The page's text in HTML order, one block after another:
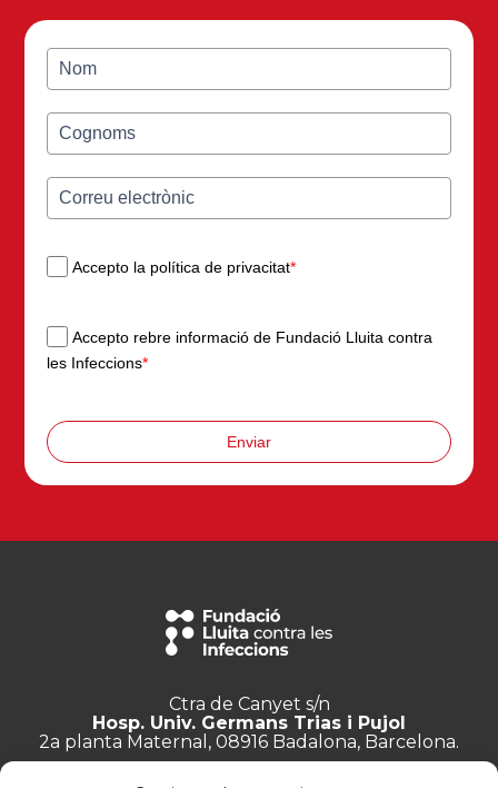
Accepto la política de privacitat*
Accepto rebre informació de Fundació Lluita contra
les Infeccions*
Enviar
Ctra de Canyet s/n
Hosp. Univ. Germans Trias i Pujol
2a planta Maternal, 08916 Badalona, Barcelona.